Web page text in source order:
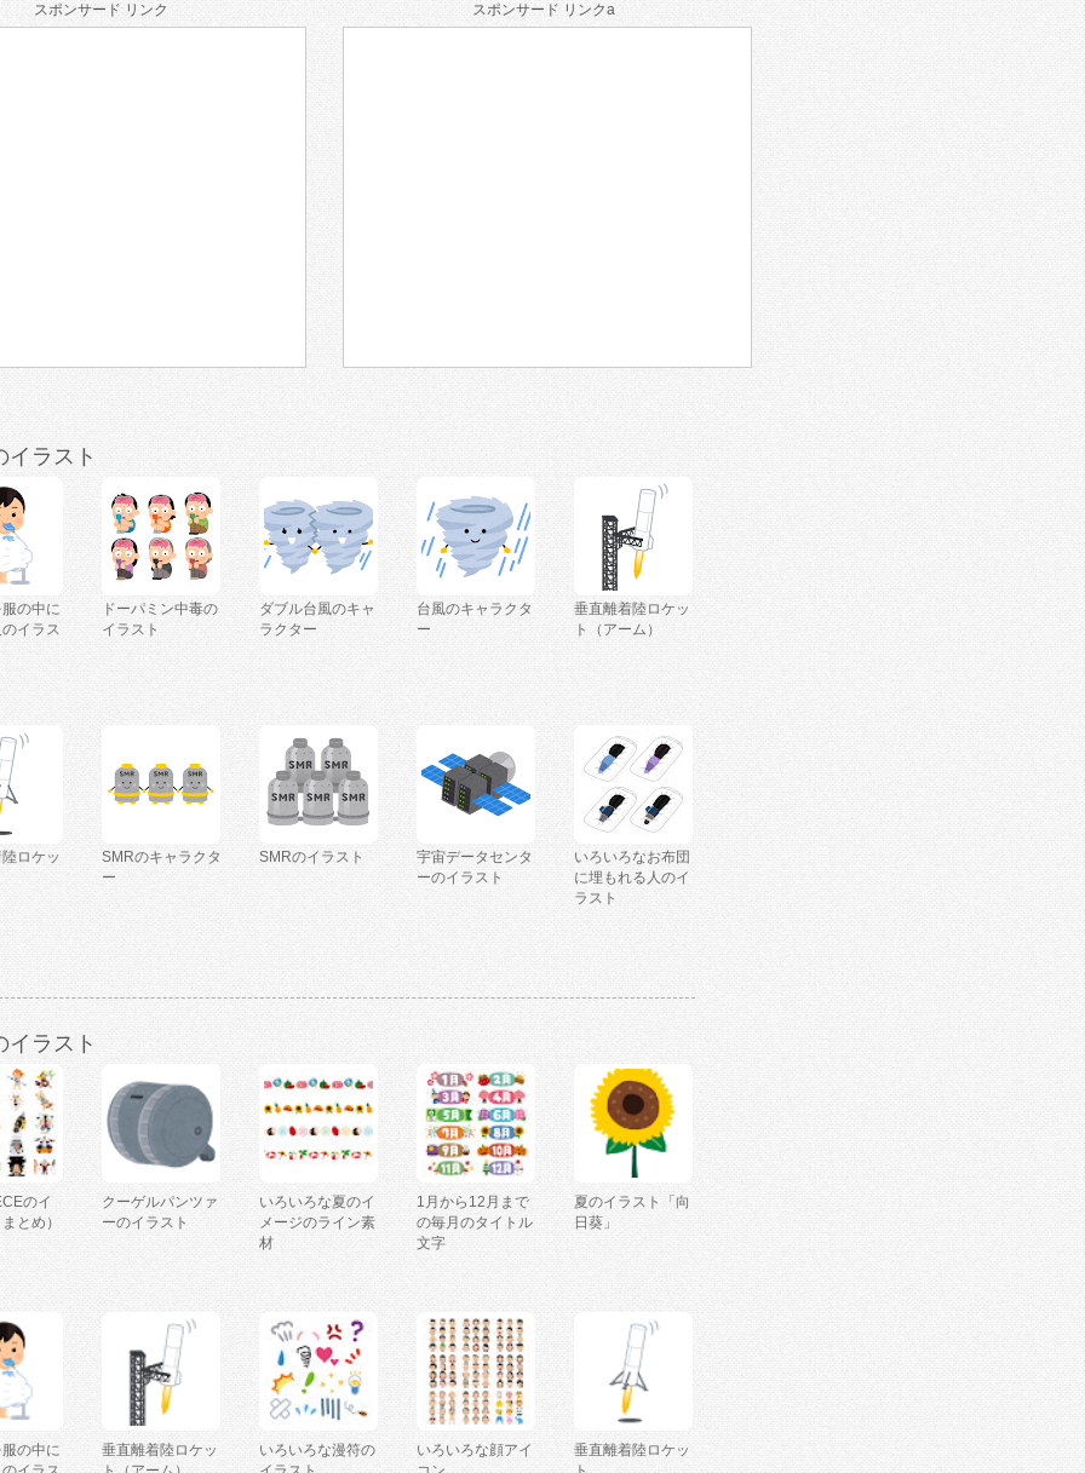
スポンサード リンク スポンサード リンクa
イラスト
の中に
イラス
ドーパミン中毒の
イラスト
ダブル台風のキャ
ラクター
台風のキャラクタ
ー
垂直離着陸ロケッ
ト（アーム）
ロケッ
SMRのキャラクタ
ー
SMRのイラスト
宇宙データセンタ
ーのイラスト
いろいろなお布団
に埋もれる人のイ
ラスト
イラスト
のイ
とめ）
クーゲルパンツァ
ーのイラスト
いろいろな夏のイ
メージのライン素
材
1月から12月まで
の毎月のタイトル
文字
夏のイラスト「向
日葵」
の中に
垂直離着陸ロケッ
いろいろな漫符の
いろいろな顔アイ
垂直離着陸ロケッ